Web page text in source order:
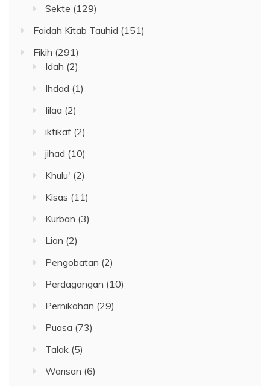
Sekte (129)
Faidah Kitab Tauhid (151)
Fikih (291)
Idah (2)
Ihdad (1)
Iilaa (2)
iktikaf (2)
jihad (10)
Khulu' (2)
Kisas (11)
Kurban (3)
Lian (2)
Pengobatan (2)
Perdagangan (10)
Pernikahan (29)
Puasa (73)
Talak (5)
Warisan (6)